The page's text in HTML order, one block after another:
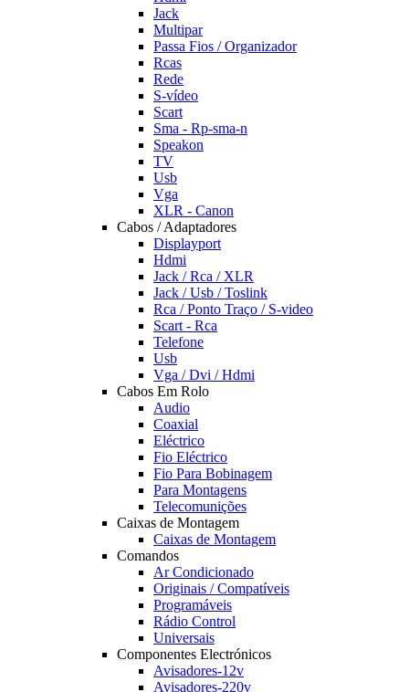
Jack
Multipar
Passa Fios / Organizador
Rcas
Rede
S-vídeo
Scart
Sma - Rp-sma-n
Speakon
TV
Usb
Vga
XLR - Canon
Cabos / Adaptadores
Displayport
Hdmi
Jack / Rca / XLR
Jack / Usb / Toslink
Rca / Ponto Traço / S-video
Scart - Rca
Telefone
Usb
Vga / Dvi / Hdmi
Cabos Em Rolo
Audio
Coaxial
Eléctrico
Fio Eléctrico
Fio Para Bobinagem
Para Montagens
Telecomunições
Caixas de Montagem
Caixas de Montagem
Comandos
Ar Condicionado
Originais / Compatíveis
Programáveis
Rádio Control
Universais
Componentes Electrónicos
Avisadores-12v
Avisadores-220v